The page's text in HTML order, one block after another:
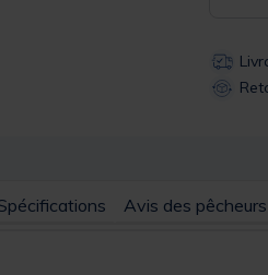
Avis des pêcheurs